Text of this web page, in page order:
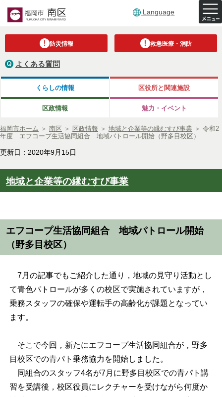
Language
防災情報 救急医療・消防
よくある質問
くらしの情報 区役所と関連施設
区政情報 魅力・イベント
福岡市ホーム ＞ 南区 ＞ 区政情報 ＞ 地域と企業等の縁むすび事業 ＞ 令和2
年度 エフコープ生活協同組合 地域パトロール開始（野多目校区）
更新日：2020年9月15日
地域と企業等の縁むすび事業
エフコープ生活協同組合 地域パトロール開始
（野多目校区）
7月の記事でもご紹介した通り，地域の見守り活動とし
て青色パトロールが多くの校区で実施されていますが，
乗務スタッフの確保や運転手の高齢化が課題となってい
ます。
そこで今回，新たにエフコープ生活協同組合が，野多
目校区での青パト乗務協力を開始しました。
同組合のスタッフ4名が7月に野多目校区での青パト講
習を受講後，校区役員にレクチャーを受けながら何度か